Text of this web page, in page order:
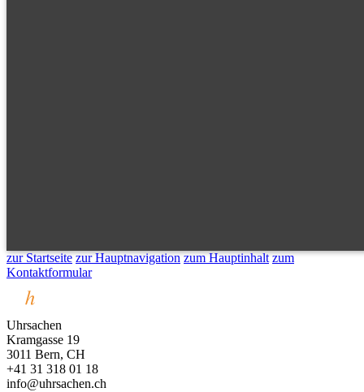
zur Startseite zur Hauptnavigation zum Hauptinhalt zum
Kontaktformular
Uhrsachen
Kramgasse 19
3011 Bern, CH
+41 31 318 01 18
info@uhrsachen.ch